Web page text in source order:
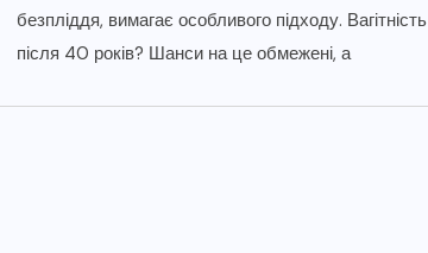
безпліддя, вимагає особливого підходу. Вагітність
після 40 років? Шанси на це обмежені, а